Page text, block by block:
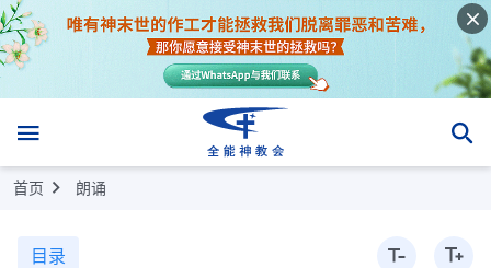
首页 朗诵
目录